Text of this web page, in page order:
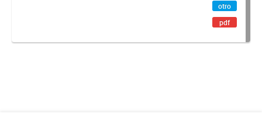
otro
pdf